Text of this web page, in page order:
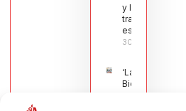
y la navaja
tradicional
española
30/07/2026
‘La
Bienvenida’,
estampa de